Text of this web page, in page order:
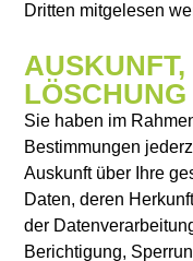
Dritten mitgelesen
LÖSCHUNG
Sie haben im
Bestimmungen
Auskunft über Ihre
Daten, deren
der
Berichtigung,